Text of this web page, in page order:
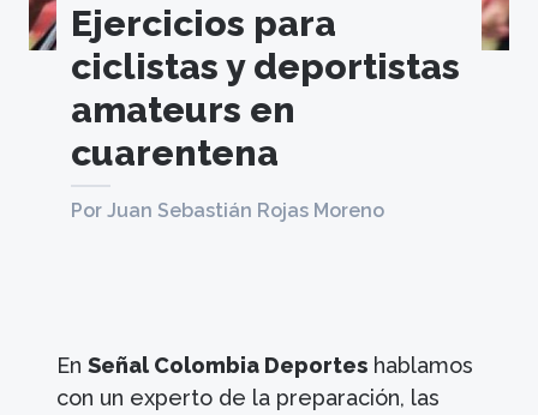
Ejercicios para
ciclistas y deportistas
amateurs en
cuarentena
Por Juan Sebastián Rojas Moreno
EnSeñal Colombia Deportes hablamos
con un experto de la preparación, las